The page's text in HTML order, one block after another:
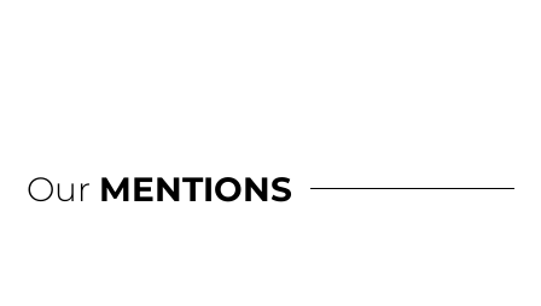
Our MENTIONS